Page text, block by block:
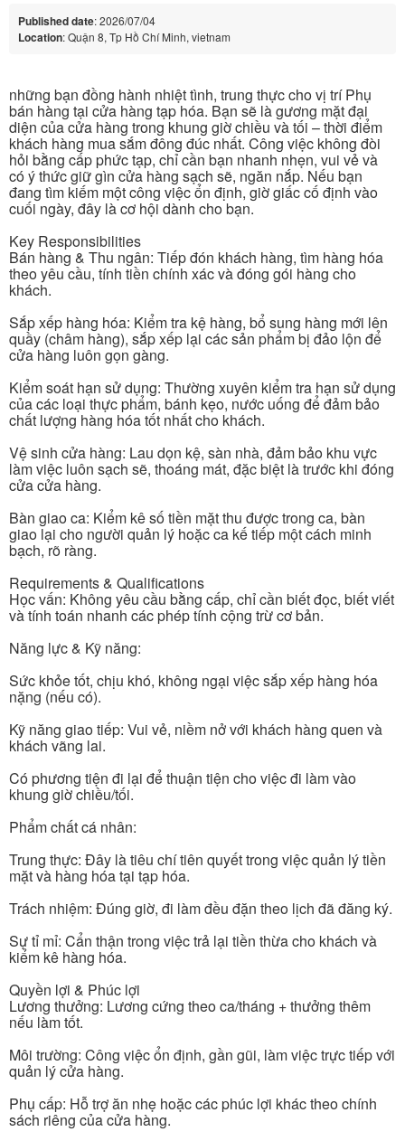
Published date: 2026/07/04
Location: Quận 8, Tp Hồ Chí Minh, vietnam
những bạn đồng hành nhiệt tình, trung thực cho vị trí Phụ
bán hàng tại cửa hàng tạp hóa. Bạn sẽ là gương mặt đại
diện của cửa hàng trong khung giờ chiều và tối – thời điểm
khách hàng mua sắm đông đúc nhất. Công việc không đòi
hỏi bằng cấp phức tạp, chỉ cần bạn nhanh nhẹn, vui vẻ và
có ý thức giữ gìn cửa hàng sạch sẽ, ngăn nắp. Nếu bạn
đang tìm kiếm một công việc ổn định, giờ giấc cố định vào
cuối ngày, đây là cơ hội dành cho bạn.
Key Responsibilities
Bán hàng & Thu ngân: Tiếp đón khách hàng, tìm hàng hóa
theo yêu cầu, tính tiền chính xác và đóng gói hàng cho
khách.
Sắp xếp hàng hóa: Kiểm tra kệ hàng, bổ sung hàng mới lên
quầy (châm hàng), sắp xếp lại các sản phẩm bị đảo lộn để
cửa hàng luôn gọn gàng.
Kiểm soát hạn sử dụng: Thường xuyên kiểm tra hạn sử dụng
của các loại thực phẩm, bánh kẹo, nước uống để đảm bảo
chất lượng hàng hóa tốt nhất cho khách.
Vệ sinh cửa hàng: Lau dọn kệ, sàn nhà, đảm bảo khu vực
làm việc luôn sạch sẽ, thoáng mát, đặc biệt là trước khi đóng
cửa cửa hàng.
Bàn giao ca: Kiểm kê số tiền mặt thu được trong ca, bàn
giao lại cho người quản lý hoặc ca kế tiếp một cách minh
bạch, rõ ràng.
Requirements & Qualifications
Học vấn: Không yêu cầu bằng cấp, chỉ cần biết đọc, biết viết
và tính toán nhanh các phép tính cộng trừ cơ bản.
Năng lực & Kỹ năng:
Sức khỏe tốt, chịu khó, không ngại việc sắp xếp hàng hóa
nặng (nếu có).
Kỹ năng giao tiếp: Vui vẻ, niềm nở với khách hàng quen và
khách vãng lai.
Có phương tiện đi lại để thuận tiện cho việc đi làm vào
khung giờ chiều/tối.
Phẩm chất cá nhân:
Trung thực: Đây là tiêu chí tiên quyết trong việc quản lý tiền
mặt và hàng hóa tại tạp hóa.
Trách nhiệm: Đúng giờ, đi làm đều đặn theo lịch đã đăng ký.
Sự tỉ mỉ: Cẩn thận trong việc trả lại tiền thừa cho khách và
kiểm kê hàng hóa.
Quyền lợi & Phúc lợi
Lương thưởng: Lương cứng theo ca/tháng + thưởng thêm
nếu làm tốt.
Môi trường: Công việc ổn định, gần gũi, làm việc trực tiếp với
quản lý cửa hàng.
Phụ cấp: Hỗ trợ ăn nhẹ hoặc các phúc lợi khác theo chính
sách riêng của cửa hàng.